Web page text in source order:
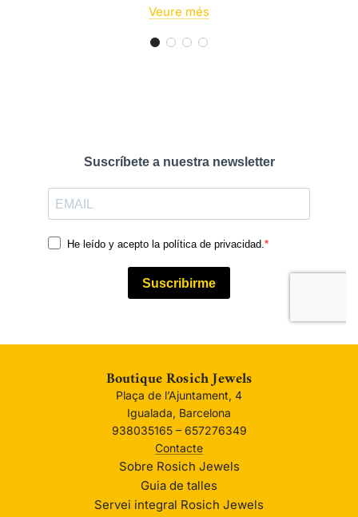
Veure més
Boutique Rosich Jewels
Plaça de l’Ajuntament, 4
Igualada, Barcelona
938035165 – 657276349
Contacte
Sobre Rosich Jewels
Guia de talles
Servei integral Rosich Jewels